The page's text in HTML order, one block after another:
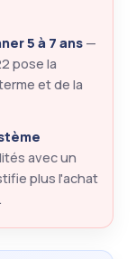
5 à 7 ans —
pose la
et de la
avec un
plus l'achat